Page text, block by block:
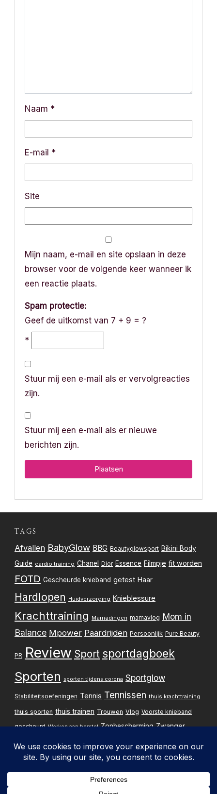
Naam *
E-mail *
Site
Mijn naam, e-mail en site opslaan in deze
browser voor de volgende keer wanneer ik
een reactie plaats.
Spam protectie:
Geef de uitkomst van 7 + 9 = ?
*
Stuur mij een e-mail als er vervolgreacties
zijn.
Stuur mij een e-mail als er nieuwe
berichten zijn.
TAGS
Afvallen BabyGlow BBG Beautyglowsport Bikini Body
Guide cardio training Chanel Dior Essence Filmpje fit worden
FOTD Gescheurde knieband getest Haar
Hardlopen Huidverzorging Knieblessure
Krachttraining Mamadingen mamavlog Mom in
Balance Mpower Paardrijden Persoonlijk Pure Beauty
PR Review Sport sportdagboek
Sporten sporten tijdens corona Sportglow
Stabiliteitsoefeningen Tennis Tennissen thuis krachttraining
thuis sporten thuis trainen Trouwen Vlog Voorste knieband
gescheurd Werken aan herstel Zonbescherming Zwanger